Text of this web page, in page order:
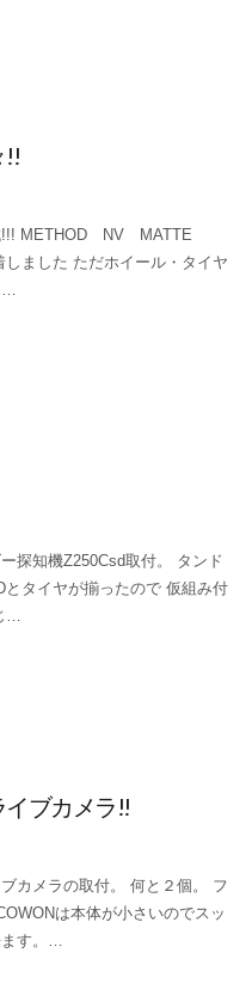
!!
!!! METHOD NV MATTE
しました ただホイール・タイヤ
…
探知機Z250Csd取付。 タンド
とタイヤが揃ったので 仮組み付
…
イブカメラ!!
カメラの取付。 何と２個。 フ
は本体が小さいのでスッ
ます。…